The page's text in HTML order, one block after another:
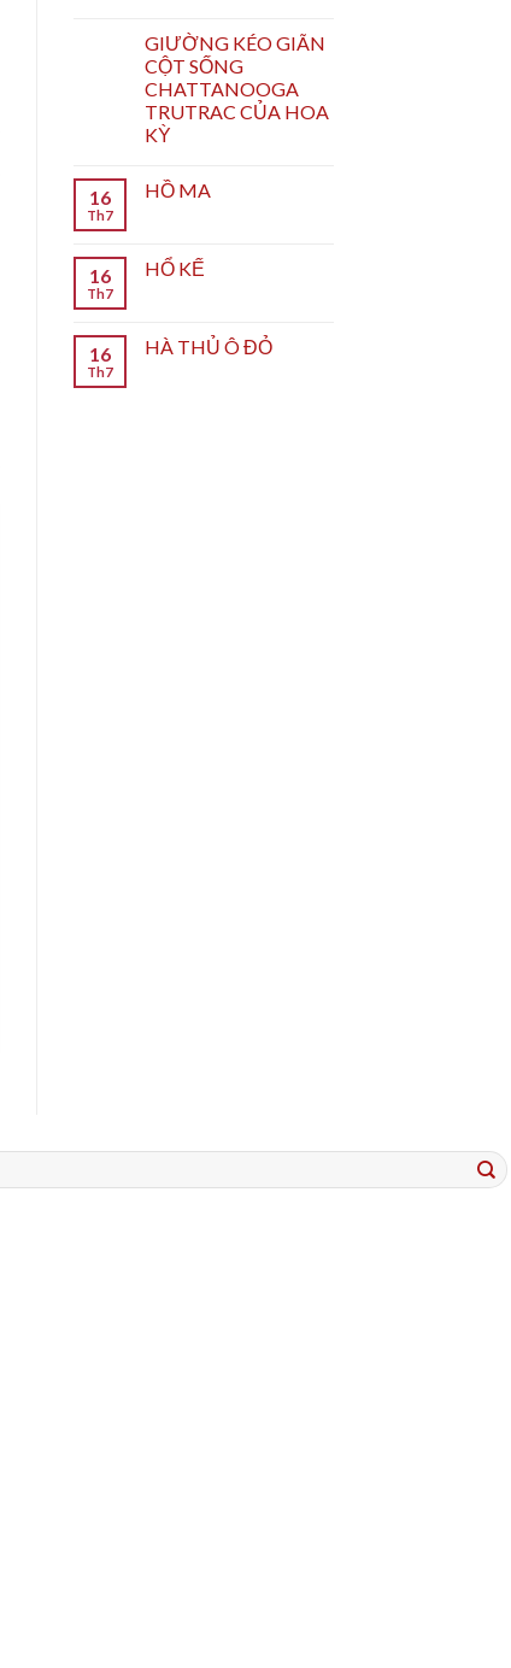
GIƯỜNG KÉO GIÃN
CỘT SỐNG
CHATTANOOGA
TRUTRAC CỦA HOA
KỲ
16
Th7
HỒ MA
16
Th7
HỔ KẾ
16
Th7
HÀ THỦ Ô ĐỎ